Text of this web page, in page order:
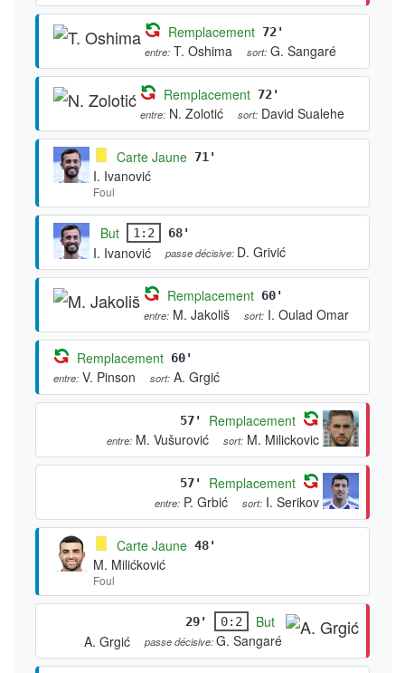
Remplacement 72'
entre: T. Oshima sort: G. Sangaré
Remplacement 72'
entre: N. Zolotić sort: David Sualehe
Carte Jaune 71'
I. Ivanović
Foul
But 1:2 68'
I. Ivanović passe décisive: D. Grivić
Remplacement 60'
entre: M. Jakoliš sort: I. Oulad Omar
Remplacement 60'
entre: V. Pinson sort: A. Grgić
57' Remplacement
entre: M. Vušurović sort: M. Milickovic
57' Remplacement
entre: P. Grbić sort: I. Serikov
Carte Jaune 48'
M. Milićković
Foul
29' 0:2
But
A. Grgić
passe décisive:G. Sangaré